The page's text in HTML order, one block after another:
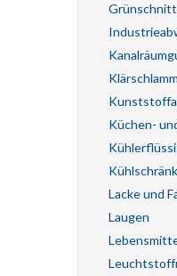
Grünschnitt
Klärschlamm
Küchen-
Lacke und
Laugen